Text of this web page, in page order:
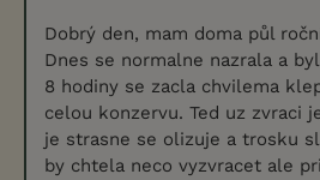
Dobrý den, mam doma půl
Dnes se normalne nazrala a
8 hodiny se zacla chvilema
celou konzervu. Ted uz zvraci
je strasne se olizuje a trosku
by chtela neco vyzvracet ale